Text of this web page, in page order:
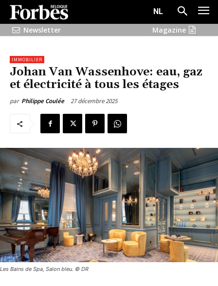
NL
Newsletter
Magazine
IMMOBILIER
Johan Van Wassenhove: eau, gaz
et électricité à tous les étages
par Philippe Coulée 27 décembre 2025
Les Bains de Spa, Salon bleu. © DR